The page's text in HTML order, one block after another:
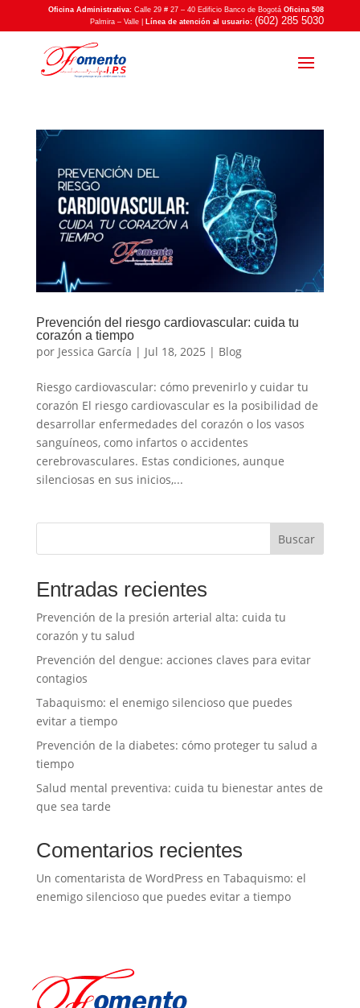
Oficina Administrativa: Calle 29 # 27 – 40 Edificio Banco de BogotáOficina 508
Palmira – Valle |
Línea de atención al usuario: (602) 285 5030
Prevención del riesgo cardiovascular: cuida tu
corazón a tiempo
por Jessica García | Jul 18, 2025 | Blog
Riesgo cardiovascular: cómo prevenirlo y cuidar tu
corazón El riesgo cardiovascular es la posibilidad de
desarrollar enfermedades del corazón o los vasos
sanguíneos, como infartos o accidentes
cerebrovasculares. Estas condiciones, aunque
silenciosas en sus inicios,...
Buscar
Entradas recientes
Prevención de la presión arterial alta: cuida tu
corazón y tu salud
Prevención del dengue: acciones claves para evitar
contagios
Tabaquismo: el enemigo silencioso que puedes
evitar a tiempo
Prevención de la diabetes: cómo proteger tu salud a
tiempo
Salud mental preventiva: cuida tu bienestar antes de
que sea tarde
Comentarios recientes
Un comentarista de WordPress en Tabaquismo: el
enemigo silencioso que puedes evitar a tiempo